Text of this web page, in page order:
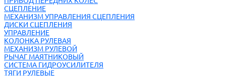
СЦЕПЛЕНИЕ
МЕХАНИЗМ УПРАВЛЕНИЯ СЦЕПЛЕНИЯ
ДИСКИ СЦЕПЛЕНИЯ
УПРАВЛЕНИЕ
КОЛОНКА РУЛЕВАЯ
МЕХАНИЗМ РУЛЕВОЙ
РЫЧАГ МАЯТНИКОВЫЙ
СИСТЕМА ГИДРОУСИЛИТЕЛЯ
ТЯГИ РУЛЕВЫЕ